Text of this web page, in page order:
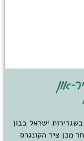
און
ישראל בבון
מכן ציר הקונגרס